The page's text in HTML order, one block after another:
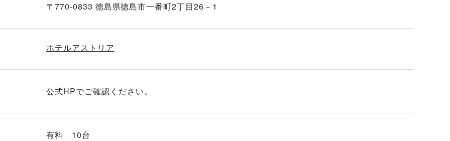
〒770-0833 徳島県徳島市一番町2丁目26－1
ホテルアストリア
公式HPでご確認ください。
有料 10台